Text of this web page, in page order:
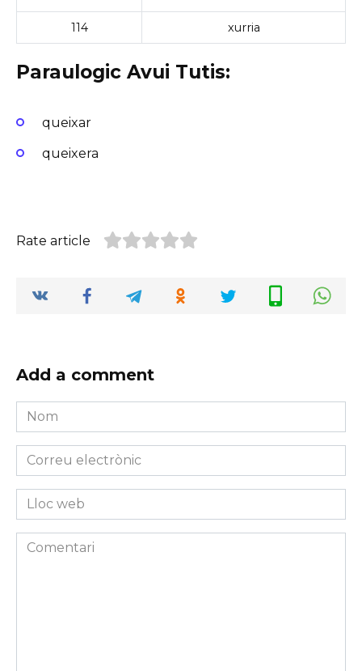
114 xurria
Paraulogic Avui Tutis:
queixar
queixera
Rate article
Add a comment
Nom
*
Correu
electrònic
*Lloc
web
Comentari